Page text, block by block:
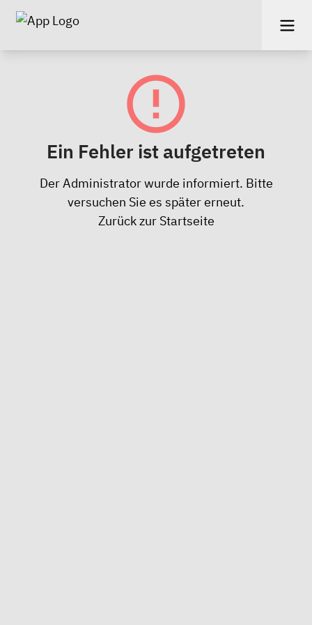
Ein Fehler ist aufgetreten
Der Administrator wurde informiert. Bitte
versuchen Sie es später erneut.
Zurück zur Startseite